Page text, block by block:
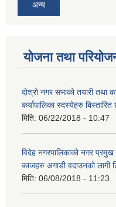
अन्य
योजना तथा
दोश्रो नगर सभाको तयारी तथा
कर्यापालिका स्दस्येहरु
मिति: 06/22/2018 - 10:47
विदेह नगरपालिकाको नगर प्रमुख
काजहरु अगाडी वदाउनको लागी
मिति: 06/08/2018 - 11:23